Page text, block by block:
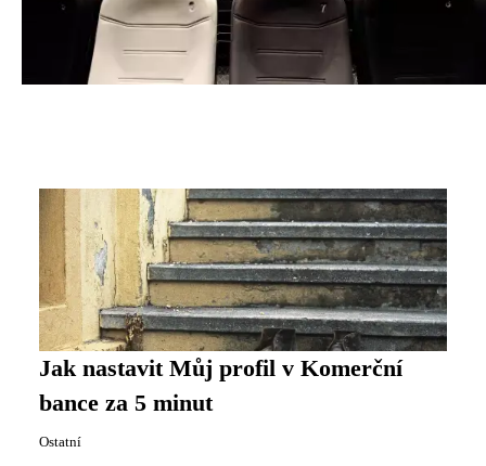
Jak nastavit Můj profil v Komerční
bance za 5 minut
Ostatní